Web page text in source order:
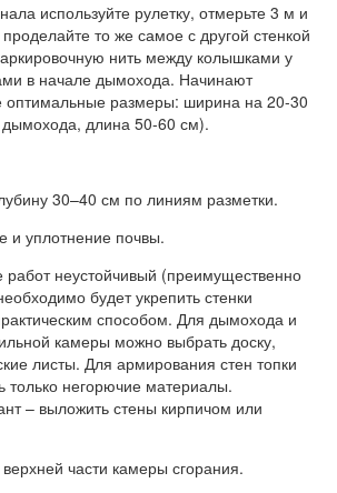
используйте рулетку, отмерьте 3 м и
то же самое с другой стенкой
нить между колышками у
в начале дымохода. Начинают
оптимальные размеры: ширина на 20-30
длина 50-60 см).
30–40 см по линиям разметки.
и уплотнение почвы.
работ неустойчивый (преимущественно
будет укрепить стенки
способом. Для дымохода и
камеры можно выбрать доску,
листы. Для армирования стен топки
только негорючие материалы.
– выложить стены кирпичом или
части камеры сгорания.